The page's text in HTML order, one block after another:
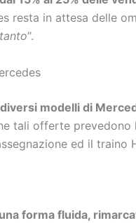
resta in attesa delle
“.
modelli di
tali offerte prevedono
ed il traino
forma fluida,